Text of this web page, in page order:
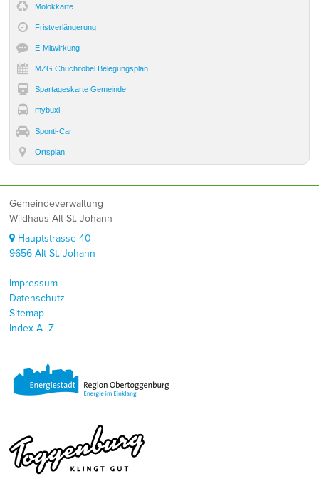
Molokkarte
Frist­verlängerung
E-Mitwirkung
MZG Chuchitobel Belegungsplan
Spartageskarte Gemeinde
mybuxi
Sponti-Car
Ortsplan
Footer
Gemeindeverwaltung
Wildhaus-Alt St. Johann
Hauptstrasse 40
9656 Alt St. Johann
Impressum
Datenschutz
Sitemap
Index A–Z